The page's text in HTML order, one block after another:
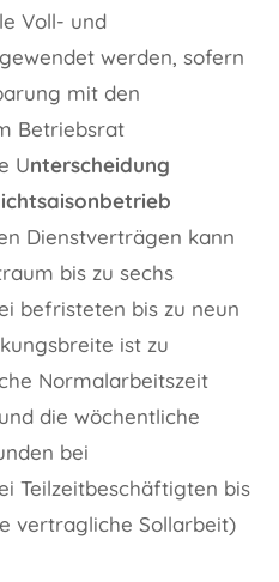
Voll- und
werden, sofern
mit den
Betriebsrat
Unterscheidung
Dienstverträgen kann
bis zu sechs
befristeten bis zu neun
ist zu
Normalarbeitszeit
die wöchentliche
bei
Teilzeitbeschäftigten bis
vertragliche Sollarbeit)